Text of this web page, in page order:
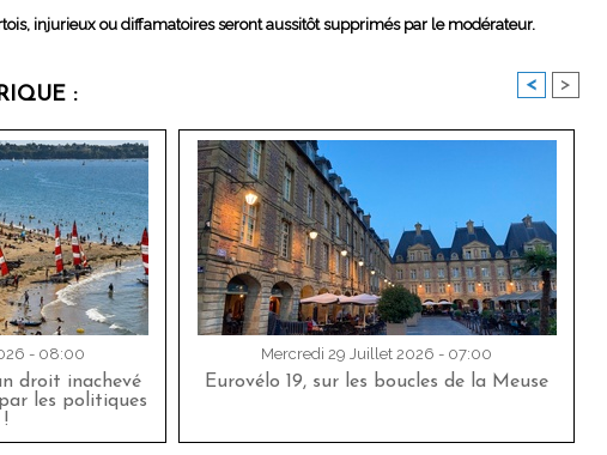
injurieux ou diffamatoires seront aussitôt supprimés par le modérateur.
: < >
- 08:00
droit inachevé
les politiques
!
Mercredi 29 Juillet 2026 - 07:00
Eurovélo 19, sur les boucles de la Meuse